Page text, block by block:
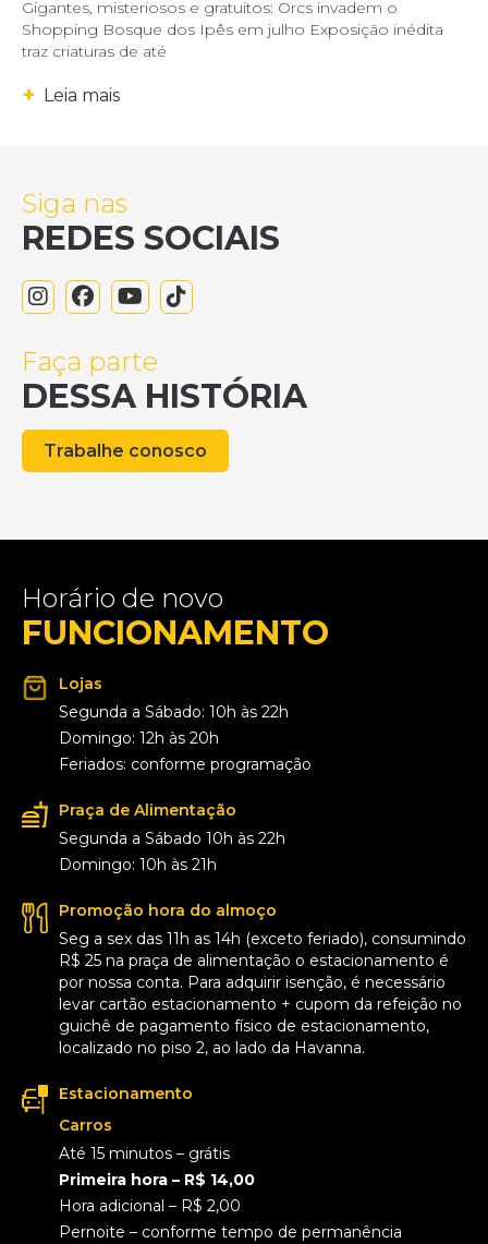
Gigantes, misteriosos e gratuitos: Orcs invadem o
Shopping Bosque dos Ipês em julho Exposição inédita
traz criaturas de até
+ Leia mais
Siga nas
REDES SOCIAIS
Faça parte
DESSA HISTÓRIA
Trabalhe conosco
Horário de novo
FUNCIONAMENTO
Lojas
Segunda a Sábado: 10h às 22h
Domingo: 12h às 20h
Feriados: conforme programação
Praça de Alimentação
Segunda a Sábado 10h às 22h
Domingo: 10h às 21h
Promoção hora do almoço
Seg a sex das 11h as 14h (exceto feriado), consumindo
R$ 25 na praça de alimentação o estacionamento é
por nossa conta. Para adquirir isenção, é necessário
levar cartão estacionamento + cupom da refeição no
guichê de pagamento físico de estacionamento,
localizado no piso 2, ao lado da Havanna.
Estacionamento
Carros
Até 15 minutos – grátis
Primeira hora – R$ 14,00
Hora adicional – R$ 2,00
Pernoite – conforme tempo de permanência